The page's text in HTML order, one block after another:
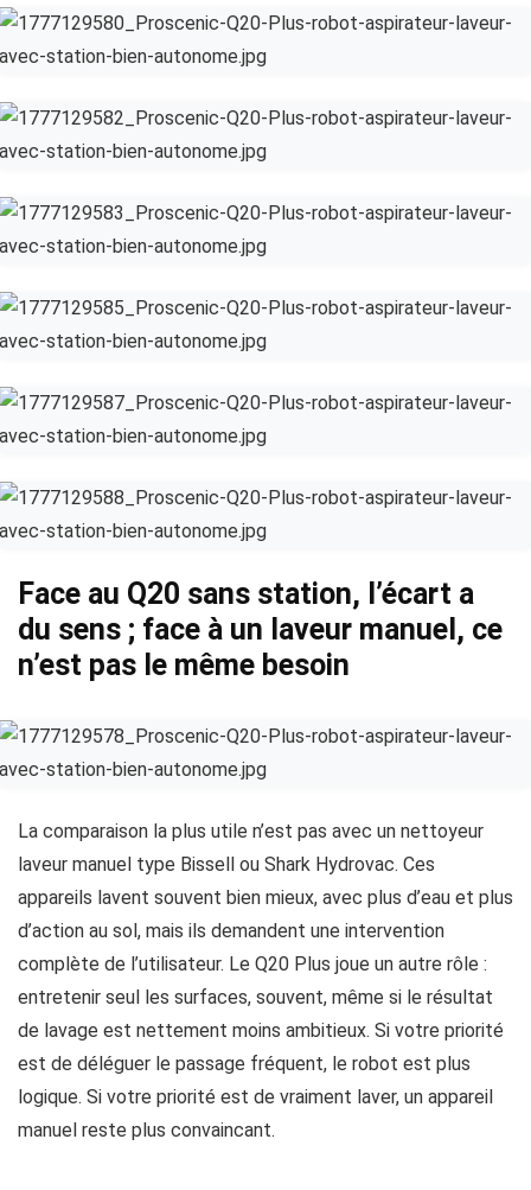
Face au Q20 sans station, l’écart a
du sens ; face à un laveur manuel, ce
n’est pas le même besoin
La comparaison la plus utile n’est pas avec un nettoyeur
laveur manuel type Bissell ou Shark Hydrovac. Ces
appareils lavent souvent bien mieux, avec plus d’eau et plus
d’action au sol, mais ils demandent une intervention
complète de l’utilisateur. Le Q20 Plus joue un autre rôle :
entretenir seul les surfaces, souvent, même si le résultat
de lavage est nettement moins ambitieux. Si votre priorité
est de déléguer le passage fréquent, le robot est plus
logique. Si votre priorité est de vraiment laver, un appareil
manuel reste plus convaincant.